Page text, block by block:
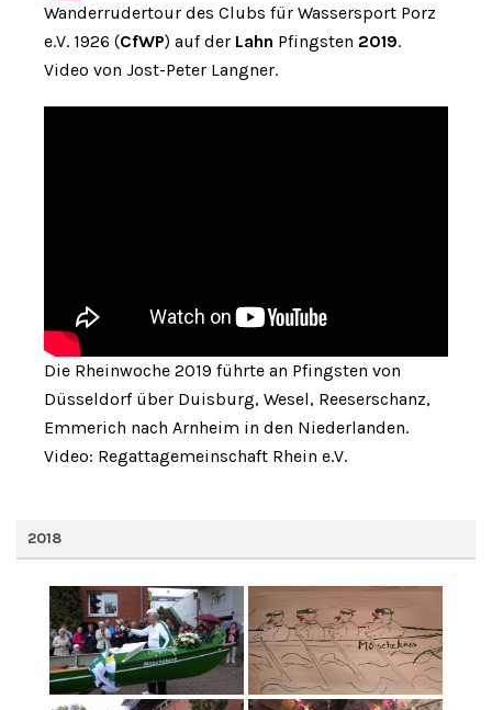
Wanderrudertour des Clubs für Wassersport Porz
e.V. 1926 (CfWP) auf der Lahn Pfingsten 2019.
Video von Jost-Peter Langner.
Die Rheinwoche 2019 führte an Pfingsten von
Düsseldorf über Duisburg, Wesel, Reeserschanz,
Emmerich nach Arnheim in den Niederlanden.
Video: Regattagemeinschaft Rhein e.V.
2018